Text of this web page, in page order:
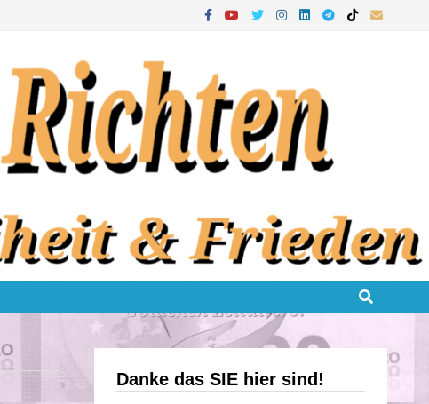
Danke das SIE hier sind!